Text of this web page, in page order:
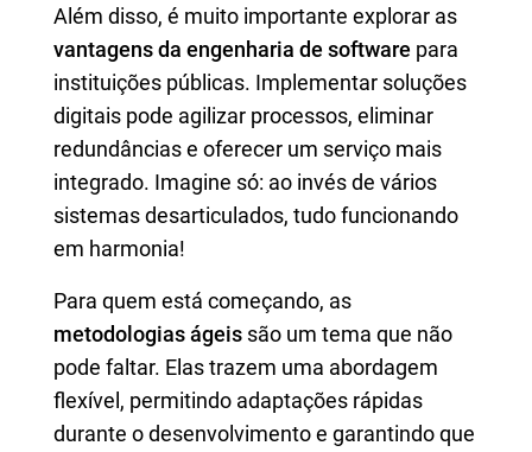
Além disso, é muito importante explorar as
vantagens da engenharia de software para
instituições públicas. Implementar soluções
digitais pode agilizar processos, eliminar
redundâncias e oferecer um serviço mais
integrado. Imagine só: ao invés de vários
sistemas desarticulados, tudo funcionando
em harmonia!
Para quem está começando, as
metodologias ágeis são um tema que não
pode faltar. Elas trazem uma abordagem
flexível, permitindo adaptações rápidas
durante o desenvolvimento e garantindo que